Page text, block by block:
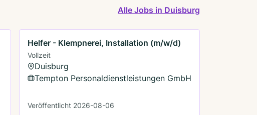
Alle Jobs in Duisburg
Helfer - Klempnerei, Installation (m/w/d)
Vollzeit
Duisburg
Tempton Personaldienstleistungen GmbH
Veröffentlicht 2026-08-06